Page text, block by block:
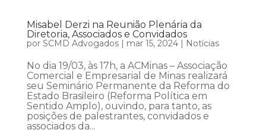
Misabel Derzi na Reunião Plenária da
Diretoria, Associados e Convidados
por SCMD Advogados| mar 15, 2024| Notícias
No dia 19/03, às 17h, a ACMinas – Associação
Comercial e Empresarial de Minas realizará
seu Seminário Permanente da Reforma do
Estado Brasileiro (Reforma Política em
Sentido Amplo), ouvindo, para tanto, as
posições de palestrantes, convidados e
associados da...